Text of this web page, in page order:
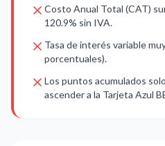
Costo Anual Total (CAT)
120.9% sin IVA.
Tasa de interés variable
porcentuales).
Los puntos acumulados
ascender a la Tarjeta Azul